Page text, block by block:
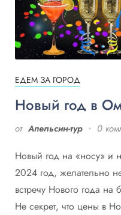
ЕДЕМ ЗА ГОРОД
Новый год в
от Апельсин-тур 0
Новый год на «носу» и
2024 год, желательно
встречу Нового года
Не секрет, что цены в